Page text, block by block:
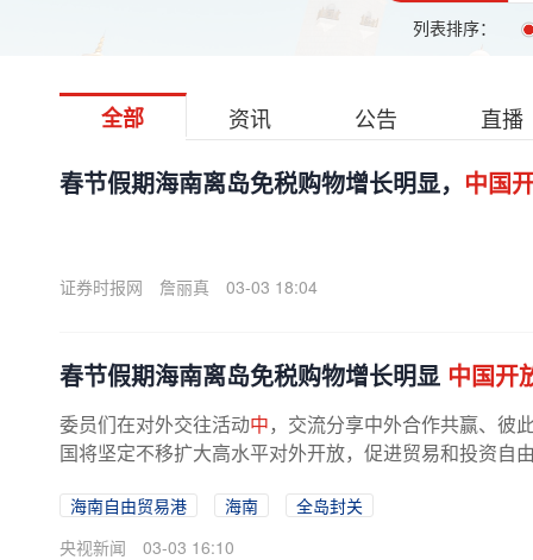
列表排序：
全部 资讯 公告 直播
春节假期海南离岛免税购物增长明显， 中国
证券时报网 詹丽真 03-03 18:04
春节假期海南离岛免税购物增长明显 中国开
委员们在对外交往活动中，交流分享中外合作共赢、彼
国将坚定不移扩大高水平对外开放，促进贸易和投资自
海南自由贸易港 海南
全岛封关
央视新闻
03-03 16:10